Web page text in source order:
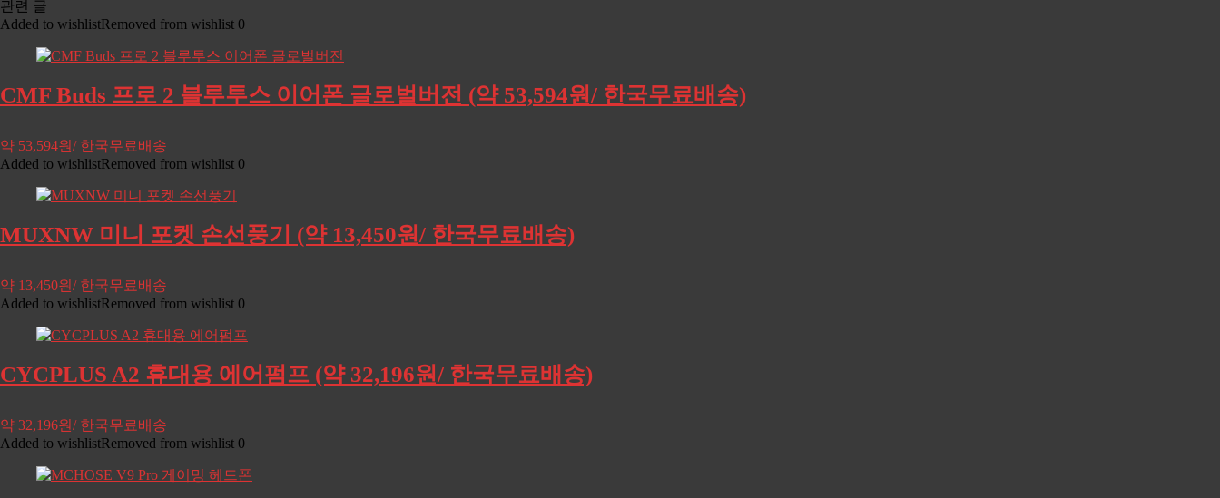
관련 글
Added to wishlistRemoved from wishlist 0
CMF Buds 프로 2 블루투스 이어폰 글로벌버전 (약 53,594원/ 한국무료배송)
약 53,594원/ 한국무료배송
Added to wishlistRemoved from wishlist 0
MUXNW 미니 포켓 손선풍기 (약 13,450원/ 한국무료배송)
약 13,450원/ 한국무료배송
Added to wishlistRemoved from wishlist 0
CYCPLUS A2 휴대용 에어펌프 (약 32,196원/ 한국무료배송)
약 32,196원/ 한국무료배송
Added to wishlistRemoved from wishlist 0